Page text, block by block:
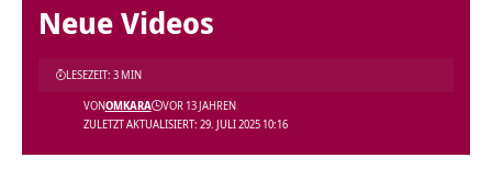
Neue Videos
ZULETZT AKTUALISIERT: 29. JULI 2025 10:16
VONOMKARA VOR 13 JAHREN
LESEZEIT: 3 MIN